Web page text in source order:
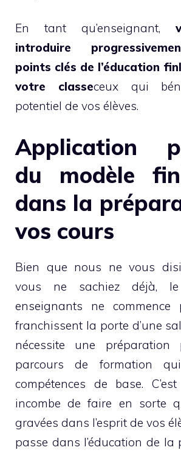
En tant qu’enseignant,
introduire
points clés de l’éducation
votre classeceux qui
potentiel de vos élèves.
Application
du modèle
dans la
vos cours
Bien que nous ne vous
vous ne sachiez déjà,
enseignants ne commence
franchissent la porte d’une
nécessite une préparation
parcours de formation
compétences de base.
incombe de faire en sorte
gravées dans l’esprit de vos
passe dans l’éducation de la